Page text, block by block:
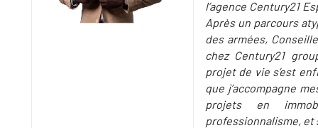
l’agence Century21
Après un parcours
des armées,
chez Century21
projet de vie s’est
que j’accompagne
projets en
professionnalisme, et